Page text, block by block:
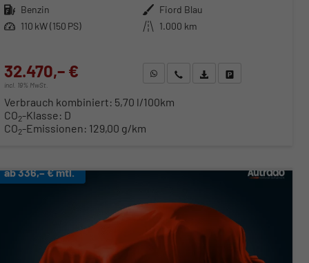
Kraftstoff Benzin Außenfarbe Fiord Blau
Leistung 110 kW (150 PS) Kilometerstand 1.000 km
32.470,– €
incl. 19% MwSt.
WhatsApp anfragen
Wir rufen Sie anFahrzeugexposé (PDF)
Fahrzeug parken
Verbrauch kombiniert: 5,70 l/100km
CO2-Klasse: D
CO2-Emissionen: 129,00 g/km
ab 336,– € mtl.